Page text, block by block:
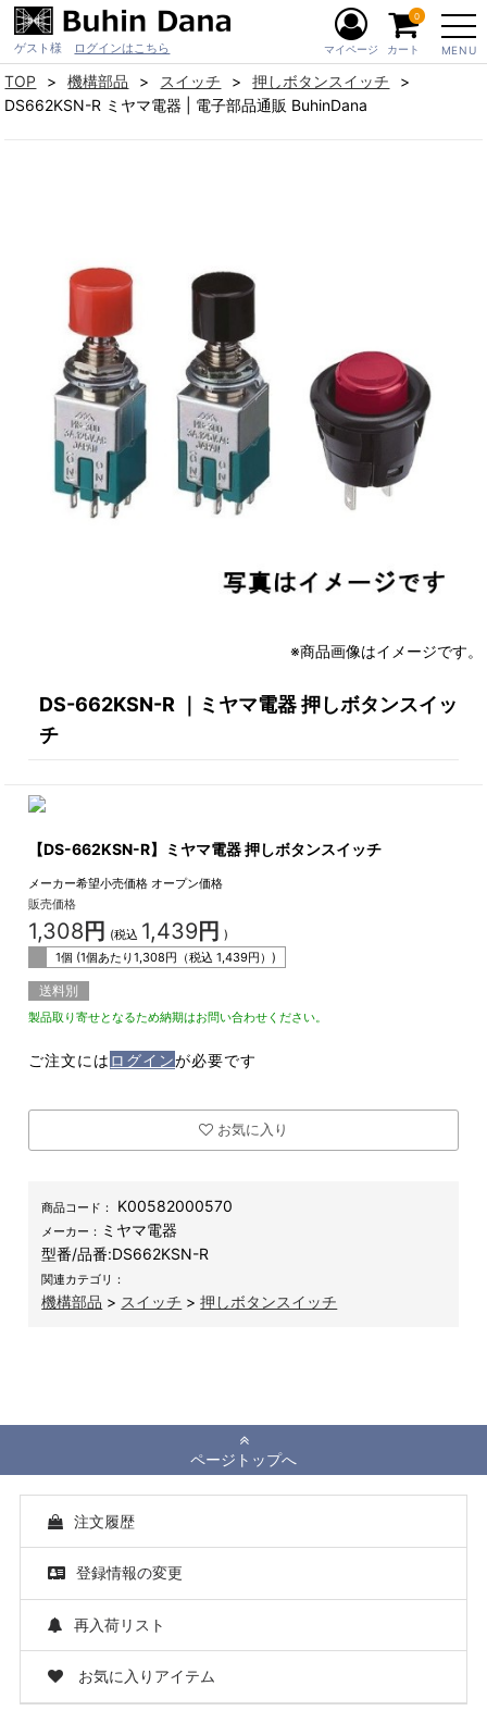
ゲスト様 ログインはこちら MENU
マイページ カート
0
TOP 機構部品 スイッチ
押しボタンスイッチ
DS662KSN-R ミヤマ電器 | 電子部品通販 BuhinDana
※商品画像はイメージです。
DS-662KSN-R ｜ミヤマ電器 押しボタンスイッ
チ
【DS-662KSN-R】ミヤマ電器 押しボタンスイッチ
メーカー希望小売価格 オープン価格
販売価格
1,308 円 (税込 1,439円 )
1個 (1個あたり1,308円（税込1,439円）)
送料別
製品取り寄せとなるため納期はお問い合わせください。
ご注文には ログインが必要です
お気に入り
商品コード： K00582000570
メーカー： ミヤマ電器
型番/品番:DS662KSN-R
関連カテゴリ：
機構部品 > スイッチ >押しボタンスイッチ
ページトップへ
注文履歴
登録情報の変更
再入荷リスト
お気に入りアイテム